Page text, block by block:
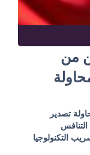
من
تصدير
التكنولوجيا